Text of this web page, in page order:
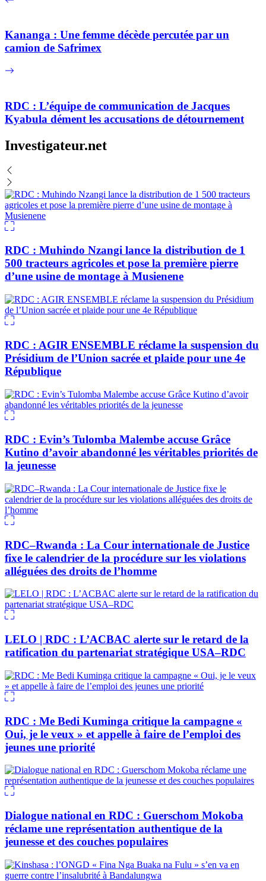
Kananga : Une femme décède percutée par un
camion de Safrimex
RDC : L’équipe de communication de Jacques
Kyabula dément les accusations de détournement
Investigateur.net
RDC : Muhindo Nzangi lance la distribution de 1
500 tracteurs agricoles et pose la première pierre
d’une usine de montage à Musienene
RDC : AGIR ENSEMBLE réclame la suspension du
Présidium de l’Union sacrée et plaide pour une 4e
République
RDC : Evin’s Tulomba Malembe accuse Grâce
Kutino d’avoir abandonné les véritables priorités de
la jeunesse
RDC–Rwanda : La Cour internationale de Justice
fixe le calendrier de la procédure sur les violations
alléguées des droits de l’homme
LELO | RDC : L’ACBAC alerte sur le retard de la
ratification du partenariat stratégique USA–RDC
RDC : Me Bedi Kuminga critique la campagne «
Oui, je le veux » et appelle à faire de l’emploi des
jeunes une priorité
Dialogue national en RDC : Guerschom Mokoba
réclame une représentation authentique de la
jeunesse et des couches populaires